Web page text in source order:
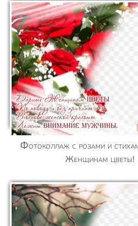
Фотоколлаж с розами и стихами - Дарите
Женщинам цветы!